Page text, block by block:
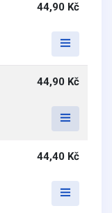
44,90 Kč
44,90 Kč
44,40 Kč